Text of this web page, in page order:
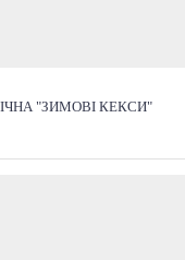
"ЗИМОВІ КЕКСИ"